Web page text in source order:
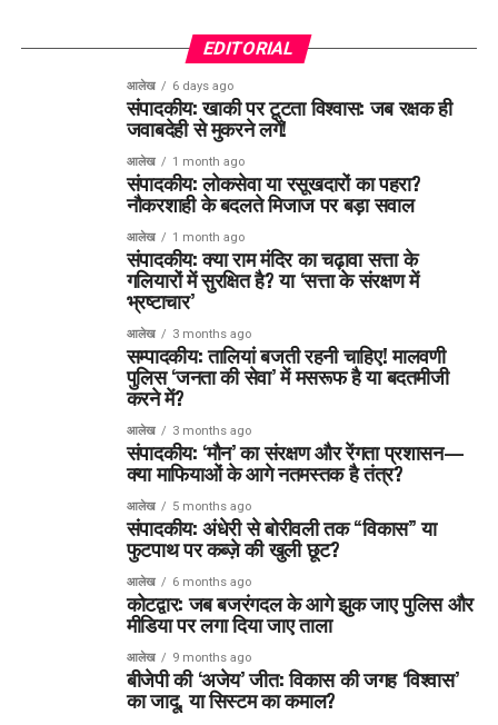
EDITORIAL
आलेख 6 days ago
संपादकीय: खाकी पर टूटता विश्वास: जब रक्षक ही
जवाबदेही से मुकरने लगें!
आलेख 1 month ago
संपादकीय: लोकसेवा या रसूखदारों का पहरा?
नौकरशाही के बदलते मिजाज पर बड़ा सवाल
आलेख 1 month ago
संपादकीय: क्या राम मंदिर का चढ़ावा सत्ता के
गलियारों में सुरक्षित है? या ‘सत्ता के संरक्षण में
भ्रष्टाचार’
आलेख 3 months ago
सम्पादकीय: तालियां बजती रहनी चाहिए! मालवणी
पुलिस ‘जनता की सेवा’ में मसरूफ है या बदतमीजी
करने में?
आलेख 3 months ago
संपादकीय: ‘मौन’ का संरक्षण और रेंगता प्रशासन—
क्या माफियाओं के आगे नतमस्तक है तंत्र?
आलेख 5 months ago
संपादकीय: अंधेरी से बोरीवली तक “विकास” या
फुटपाथ पर कब्ज़े की खुली छूट?
आलेख 6 months ago
कोटद्वार: जब बजरंगदल के आगे झुक जाए पुलिस और
मीडिया पर लगा दिया जाए ताला
आलेख 9 months ago
बीजेपी की ‘अजेय’ जीत: विकास की जगह ‘विश्वास’
का जादू, या सिस्टम का कमाल?